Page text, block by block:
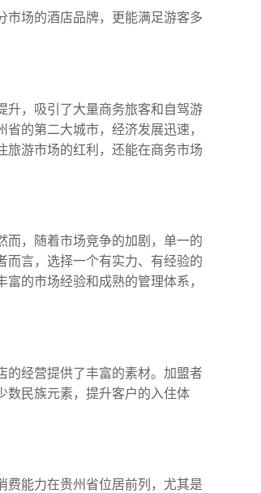
市场的酒店品牌，更能满足游客多
升，吸引了大量商务旅客和自驾游
的第二大城市，经济发展迅速，
旅游市场的红利，还能在商务市场
而，随着市场竞争的加剧，单一的
而言，选择一个有实力、有经验的
的市场经验和成熟的管理体系，
的经营提供了丰富的素材。加盟者
数民族元素，提升客户的入住体
费能力在贵州省位居前列，尤其是